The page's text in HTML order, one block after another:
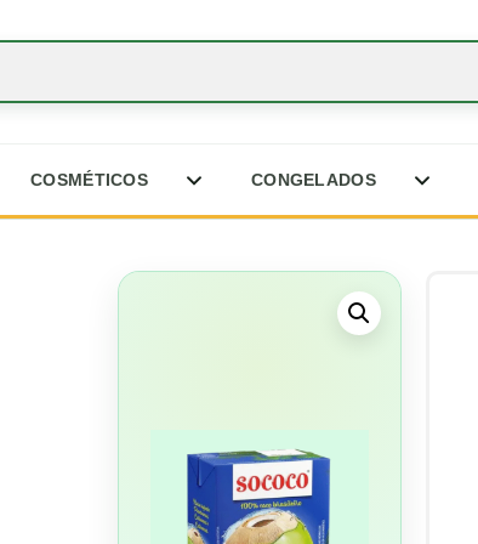
COSMÉTICOS CONGELADOS